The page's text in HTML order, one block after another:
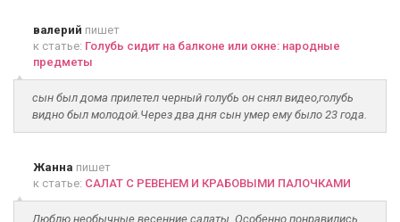
валерий пишет
к статье: Голубь сидит на балконе или окне: народные
предметы
сын был дома прилетел черный голубь он снял видео,голубь
видно был молодой.Через два дня сын умер ему было 23 года.
Жанна пишет
к статье: САЛАТ С РЕВЕНЕМ И КРАБОВЫМИ ПАЛОЧКАМИ
Люблю необычные весенние салаты. Особенно понравились